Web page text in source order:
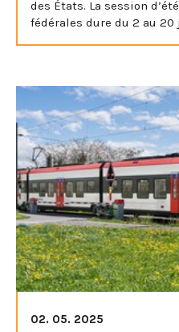
des États. La session
fédérales dure du 2 au 20
02. 05. 2025